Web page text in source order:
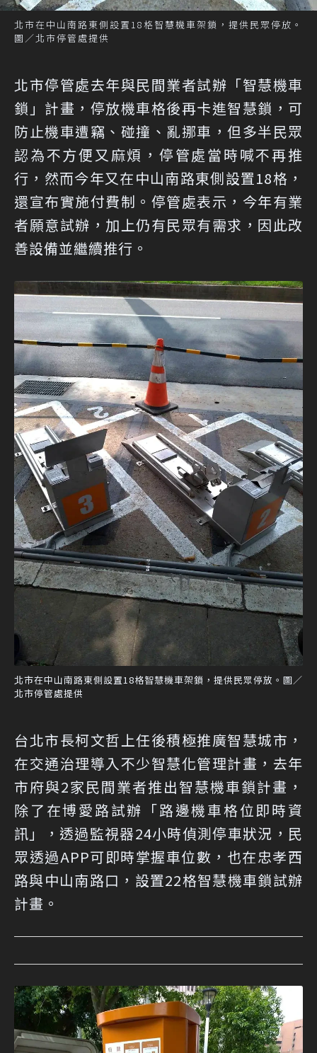
北市在中山南路東側設置18格智慧機車架鎖，提供民眾停放。
圖／北市停管處提供
北市停管處去年與民間業者試辦「智慧機車
鎖」計畫，停放機車格後再卡進智慧鎖，可
防止機車遭竊、碰撞、亂挪車，但多半民眾
認為不方便又麻煩，停管處當時喊不再推
行，然而今年又在中山南路東側設置18格，
還宣布實施付費制。停管處表示，今年有業
者願意試辦，加上仍有民眾有需求，因此改
善設備並繼續推行。
北市在中山南路東側設置18格智慧機車架鎖，提供民眾停放。圖／
北市停管處提供
台北市長柯文哲上任後積極推廣智慧城市，
在交通治理導入不少智慧化管理計畫，去年
市府與2家民間業者推出智慧機車鎖計畫，
除了在博愛路試辦「路邊機車格位即時資
訊」，透過監視器24小時偵測停車狀況，民
眾透過APP可即時掌握車位數，也在忠孝西
路與中山南路口，設置22格智慧機車鎖試辦
計畫。